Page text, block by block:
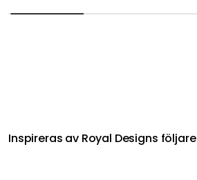
Inspireras av Royal Designs följare